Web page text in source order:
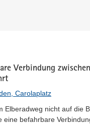
Erstellens
Äußerung
Verbindung
Carolaplatz
Elberadweg nicht auf die
eine befahrbare